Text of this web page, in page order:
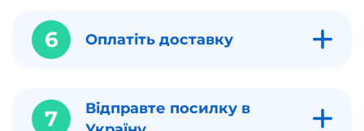
6 Оплатіть доставку
7
Відправте посилку в